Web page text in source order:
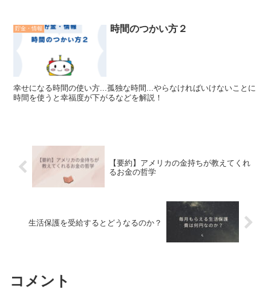
貯金・情報 時間のつかい方２
幸せになる時間の使い方...孤独な時間...やらなければいけないことに
時間を使うと幸福度が下がるなどを解説！
【要約】アメリカの金持ちが教えてくれ
るお金の哲学
生活保護を受給するとどうなるのか？
コメント